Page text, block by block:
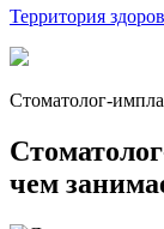
Территория
Стоматолог-
чем